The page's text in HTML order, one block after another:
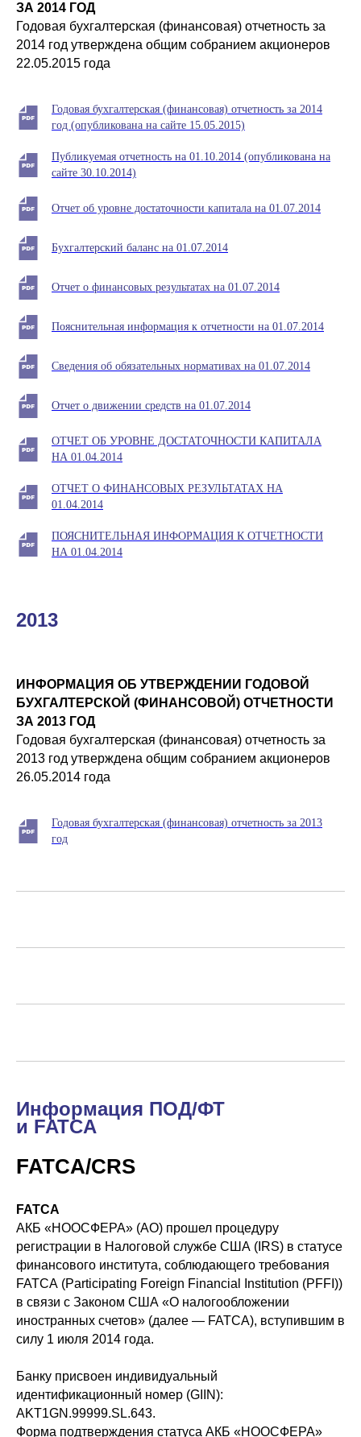
ЗА 2014 ГОД
Годовая бухгалтерская (финансовая) отчетность за
2014 год утверждена общим собранием акционеров
22.05.2015 года
Годовая бухгалтерская (финансовая) отчетность за 2014
год (опубликована на сайте 15.05.2015)
Публикуемая отчетность на 01.10.2014 (опубликована на
сайте 30.10.2014)
Отчет об уровне достаточности капитала на 01.07.2014
Бухгалтерский баланс на 01.07.2014
Отчет о финансовых результатах на 01.07.2014
Пояснительная информация к отчетности на 01.07.2014
Сведения об обязательных нормативах на 01.07.2014
Отчет о движении средств на 01.07.2014
ОТЧЕТ ОБ УРОВНЕ ДОСТАТОЧНОСТИ КАПИТАЛА
НА 01.04.2014
ОТЧЕТ О ФИНАНСОВЫХ РЕЗУЛЬТАТАХ НА
01.04.2014
ПОЯСНИТЕЛЬНАЯ ИНФОРМАЦИЯ К ОТЧЕТНОСТИ
НА 01.04.2014
2013
ИНФОРМАЦИЯ ОБ УТВЕРЖДЕНИИ ГОДОВОЙ
БУХГАЛТЕРСКОЙ (ФИНАНСОВОЙ) ОТЧЕТНОСТИ
ЗА 2013 ГОД
Годовая бухгалтерская (финансовая) отчетность за
2013 год утверждена общим собранием акционеров
26.05.2014 года
Годовая бухгалтерская (финансовая) отчетность за 2013
год
Информация ПОД/ФТ
и FATCA
FATCA/CRS
FATCA
АКБ «НООСФЕРА» (АО) прошел процедуру
регистрации в Налоговой службе США (IRS) в статусе
финансового института, соблюдающего требования
FATCA (Participating Foreign Financial Institution (PFFI))
в связи с Законом США «О налогообложении
иностранных счетов» (далее — FATCA), вступившим в
силу 1 июля 2014 года.
Банку присвоен индивидуальный
идентификационный номер (GIIN):
AKT1GN.99999.SL.643.
Форма подтверждения статуса АКБ «НООСФЕРА»